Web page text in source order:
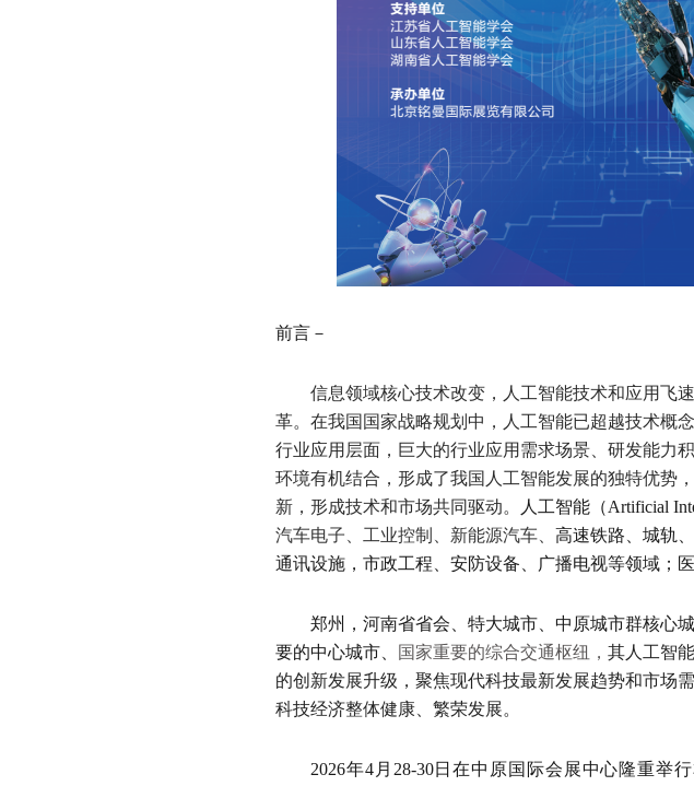
前言－
信息领域核心技术改变 ， 人工智能技术和应用飞
革。在我国国家战略规划中，人工智能已超越技术概
行业应用层面，巨大的行业应用需求场景、研发能力
环境有机结合，形成了我国人工智能发展的独特优势
新，形成技术和市场共同驱动。
人工智能（Artificial
汽车电子、工业控制、新能源汽车、 高速铁路、城轨
通讯设施，市政工程、安防设备、广播电视等领域 ；
郑州， 河南省省会、特大城市、中原城市群核心
要的中心城市、
国家重要的综合交通枢纽 ， 其人工智
的创新发展升级，聚焦现代科技最新发展趋势和市场
科技经济整体健康、繁荣发展。
2026年4月 28-30日在中原国际会展中心隆重举